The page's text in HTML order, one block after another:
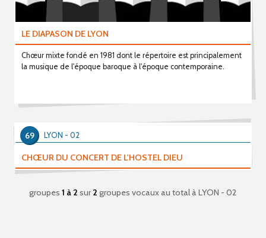
LE DIAPASON DE LYON
Chœur mixte fondé en 1981 dont le répertoire est principalement
la musique de l'époque baroque à l'époque contemporaine.
CHŒUR DU CONCERT DE L'HOSTEL DIEU
LYON - 02
69
groupes 1 à 2 sur2 groupes vocaux au totalà LYON - 02